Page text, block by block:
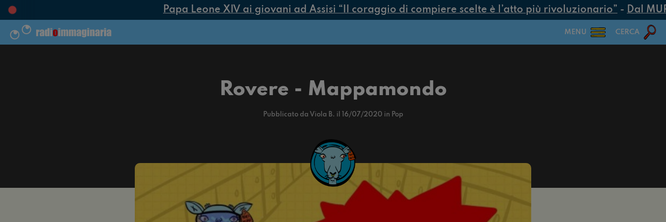
Papa Leone XIV ai giovani ad Assisi “Il coraggio di compiere scelte è l’atto più rivoluzionario”-Dal MUR
MENU CERCA
Rovere - Mappamondo
Pubblicato da Viola B. il 16/07/2020 in Pop